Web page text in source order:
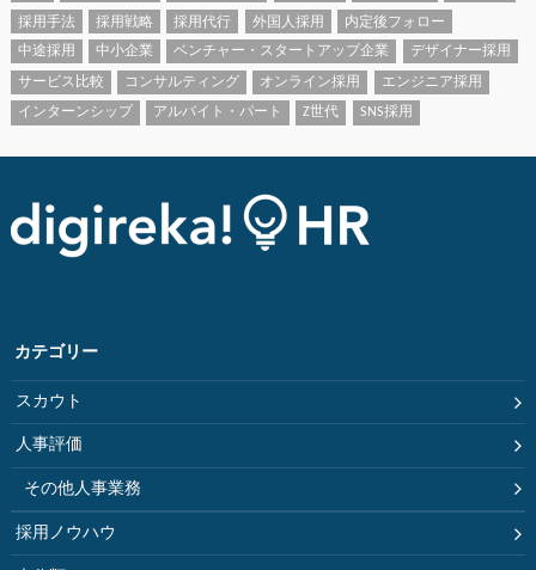
採用手法 採用戦略 採用代行 外国人採用 内定後フォロー
中途採用 中小企業 ベンチャー・スタートアップ企業 デザイナー採用
サービス比較 コンサルティング オンライン採用 エンジニア採用
インターンシップ アルバイト・パート Z世代 SNS採用
カテゴリー
スカウト
人事評価
その他人事業務
採用ノウハウ